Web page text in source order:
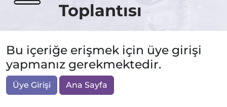
Toplantısı
Bu içeriğe erişmek için üye girişi
yapmanız gerekmektedir.
Üye Girişi Ana Sayfa